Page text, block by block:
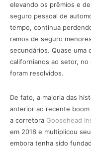
elevando os prêmios e
seguro pessoal de
tempo, continua
ramos de seguro
secundários. Quase uma
californianos ao setor,
foram resolvidos.
De fato, a maioria das
anterior ao recente
a corretora Goosehead
em 2018 e multiplicou
embora tenha sido